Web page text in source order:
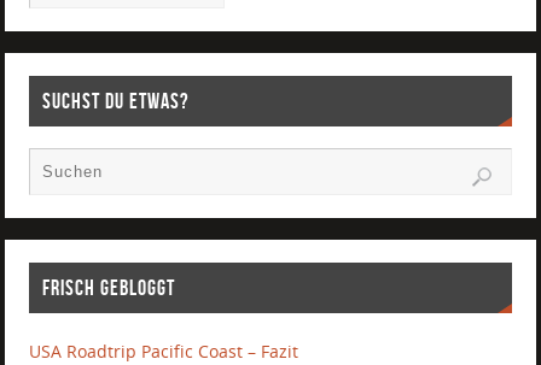
Suchst Du etwas?
Frisch gebloggt
USA Roadtrip Pacific Coast – Fazit